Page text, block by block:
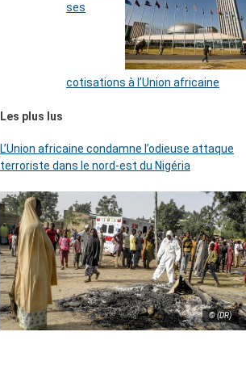
ses
cotisations à l’Union africaine
Les plus lus
L’Union africaine condamne l’odieuse attaque
terroriste dans le nord-est du Nigéria
© (DR)